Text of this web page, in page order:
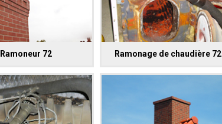
Ramoneur 72 Ramonage de chaudière 72